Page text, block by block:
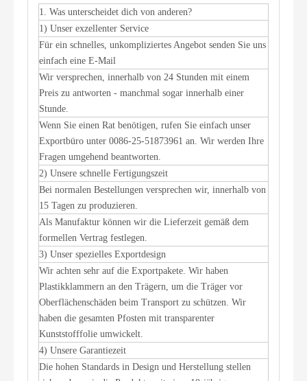
1. Was unterscheidet dich von anderen?
1) Unser exzellenter Service
Für ein schnelles, unkompliziertes Angebot senden Sie uns
einfach eine E-Mail
Wir versprechen, innerhalb von 24 Stunden mit einem
Preis zu antworten - manchmal sogar innerhalb einer
Stunde.
Wenn Sie einen Rat benötigen, rufen Sie einfach unser
Exportbüro unter 0086-25-51873961 an. Wir werden Ihre
Fragen umgehend beantworten.
2) Unsere schnelle Fertigungszeit
Bei normalen Bestellungen versprechen wir, innerhalb von
15 Tagen zu produzieren.
Als Manufaktur können wir die Lieferzeit gemäß dem
formellen Vertrag festlegen.
3) Unser spezielles Exportdesign
Wir achten sehr auf die Exportpakete. Wir haben
Plastikklammern an den Trägern, um die Träger vor
Oberflächenschäden beim Transport zu schützen. Wir
haben die gesamten Pfosten mit transparenter
Kunststofffolie umwickelt.
4) Unsere Garantiezeit
Die hohen Standards in Design und Herstellung stellen